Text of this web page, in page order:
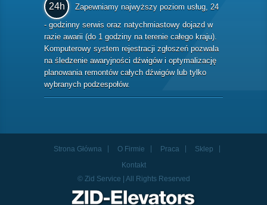
24h
Zapewniamy najwyższy poziom usług, 24
- godzinny serwis oraz natychmiastowy dojazd w
razie awarii (do 1 godziny na terenie całego kraju).
Komputerowy system rejestracji zgłoszeń pozwala
na śledzenie awaryjności dźwigów i optymalizację
planowania remontów całych dźwigów lub tylko
wybranych podzespołów.
Strona Główna O Firmie Praca
Sklep
Kontakt
© Zid Service | All Rights Reserved